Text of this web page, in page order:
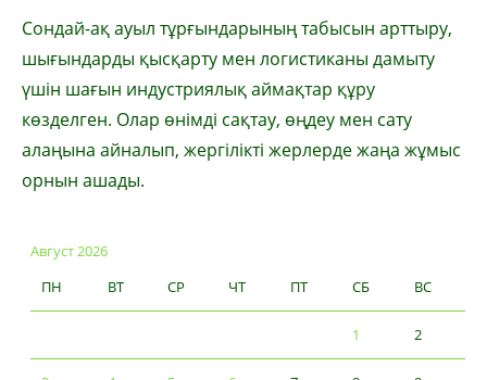
Сондай-ақ ауыл тұрғындарының табысын арттыру,
шығындарды қысқарту мен логистиканы дамыту
үшін шағын индустриялық аймақтар құру
көзделген. Олар өнімді сақтау, өңдеу мен сату
алаңына айналып, жергілікті жерлерде жаңа жұмыс
орнын ашады.
Август 2026
ПН
ВТ СР ЧТ ПТ СБ ВС
1 2